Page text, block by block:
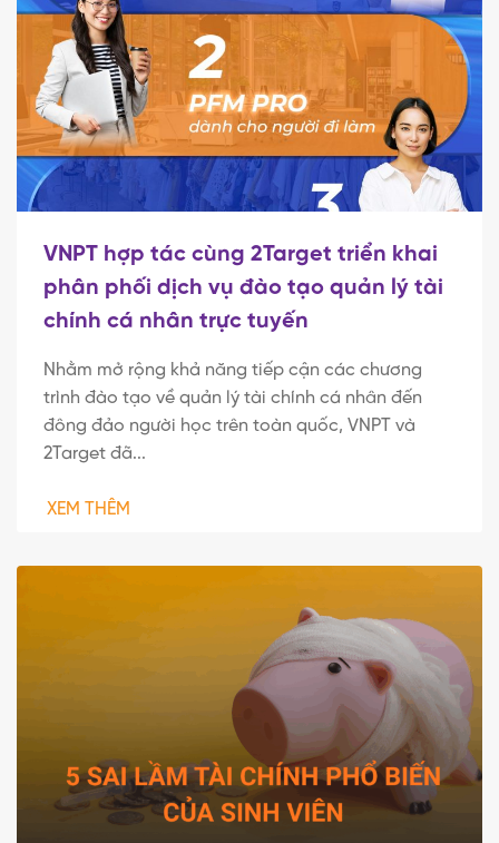
VNPT hợp tác cùng 2Target triển khai
phân phối dịch vụ đào tạo quản lý tài
chính cá nhân trực tuyến
Nhằm mở rộng khả năng tiếp cận các chương
trình đào tạo về quản lý tài chính cá nhân đến
đông đảo người học trên toàn quốc, VNPT và
2Target đã...
XEM THÊM